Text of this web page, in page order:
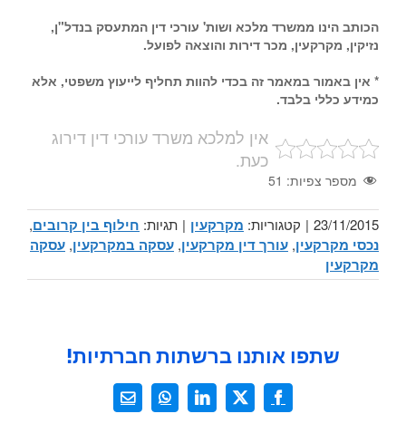
הכותב הינו ממשרד מלכא ושות' עורכי דין המתעסק בנדל"ן,
נזיקין, מקרקעין, מכר דירות והוצאה לפועל.
* אין באמור במאמר זה בכדי להוות תחליף לייעוץ משפטי, אלא
כמידע כללי בלבד.
אין למלכא משרד עורכי דין דירוג
כעת.
מספר צפיות: 51
23/11/2015
| קטגוריות: מקרקעין | תגיות: חילוף בין קרובים,
נכסי מקרקעין, עורך דין מקרקעין, עסקה במקרקעין, עסקה
מקרקעין
שתפו אותנו ברשתות חברתיות!
Facebook
X
LinkedIn
WhatsApp
כתובת